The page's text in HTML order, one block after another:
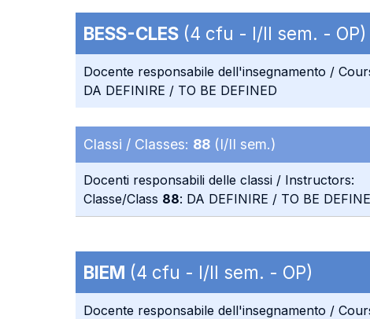
BESS-CLES (4 cfu - I/II sem. - OP)
Docente responsabile dell'insegnamento /
DA DEFINIRE / TO BE DEFINED
Classi / Classes: 88 (I/II sem.)
Docenti responsabili delle classi / Instructors:
Classe/Class 88: DA DEFINIRE / TO BE
BIEM (4 cfu - I/II sem. - OP)
Docente responsabile dell'insegnamento /